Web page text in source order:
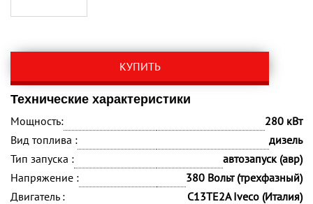
КУПИТЬ
Технические характеристики
Мощность:
280 кВт
Вид топлива :
дизель
Тип запуска :
автозапуск (авр)
Напряжение :
380 Вольт (трехфазный)
Двигатель :
C13TE2A Iveco (Италия)